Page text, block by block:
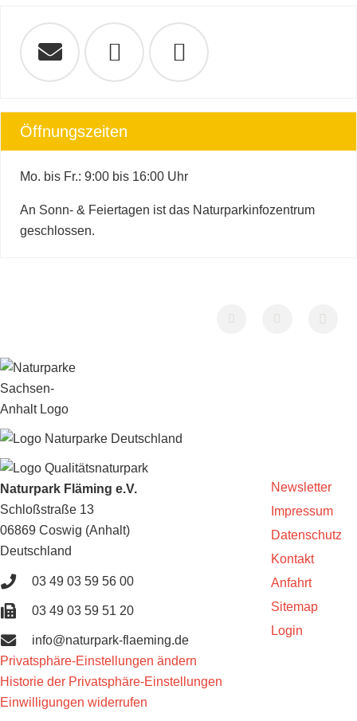
Öffnungszeiten
Mo. bis Fr.: 9:00 bis 16:00 Uhr
An Sonn- & Feiertagen ist das Naturparkinfozentrum
geschlossen.
Naturpark Fläming e.V.
Schloßstraße 13
06869 Coswig (Anhalt)
Deutschland
03 49 03 59 56 00
03 49 03 59 51 20
info@naturpark-flaeming.de
Newsletter
Impressum
Datenschutz
Kontakt
Anfahrt
Sitemap
Login
Privatsphäre-Einstellungen ändern
Historie der Privatsphäre-Einstellungen
Einwilligungen widerrufen